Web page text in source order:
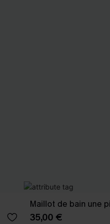
Maillot de bain une
35,00 €